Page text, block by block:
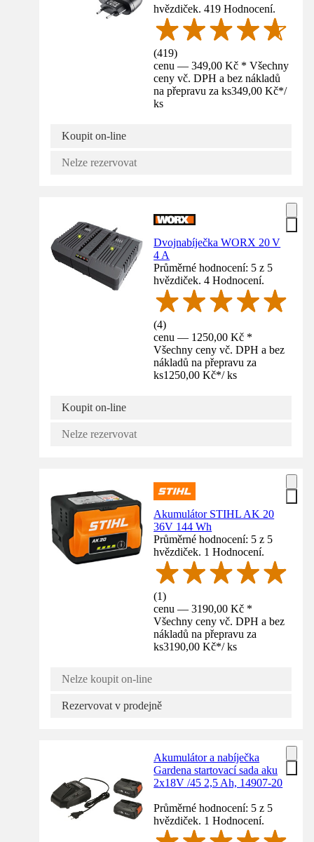
hvězdiček. 419 Hodnocení.
(419)
cenu — 349,00 Kč * Všechny
ceny vč. DPH a bez nákladů
na přepravu za ks349,00 Kč*/
ks
Koupit on-line
Nelze rezervovat
Dvojnabíječka WORX 20 V
4 A
Průměrné hodnocení: 5 z 5
hvězdiček. 4 Hodnocení.
(4)
cenu — 1250,00 Kč *
Všechny ceny vč. DPH a bez
nákladů na přepravu za
ks1250,00 Kč*/ ks
Koupit on-line
Nelze rezervovat
Akumulátor STIHL AK 20
36V 144 Wh
Průměrné hodnocení: 5 z 5
hvězdiček. 1 Hodnocení.
(1)
cenu — 3190,00 Kč *
Všechny ceny vč. DPH a bez
nákladů na přepravu za
ks3190,00 Kč*/ ks
Nelze koupit on-line
Rezervovat v prodejně
Akumulátor a nabíječka
Gardena startovací sada aku
2x18V /45 2,5 Ah, 14907-20
Průměrné hodnocení: 5 z 5
hvězdiček. 1 Hodnocení.